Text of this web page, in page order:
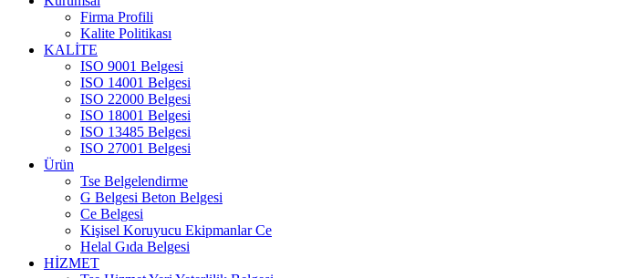
Firma Profili
Kalite Politikası
KALİTE
ISO 9001 Belgesi
ISO 14001 Belgesi
ISO 22000 Belgesi
ISO 18001 Belgesi
ISO 13485 Belgesi
ISO 27001 Belgesi
Ürün
Tse Belgelendirme
G Belgesi Beton Belgesi
Ce Belgesi
Kişisel Koruyucu Ekipmanlar Ce
Helal Gıda Belgesi
HİZMET